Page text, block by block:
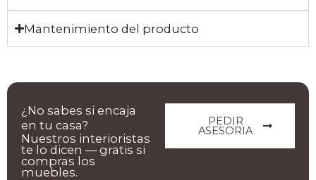
Mantenimiento del producto
PEDIR
ASESORIA
¿No sabes si encaja
en tu casa?
Nuestros interioristas
te lo dicen — gratis si
compras los
muebles.